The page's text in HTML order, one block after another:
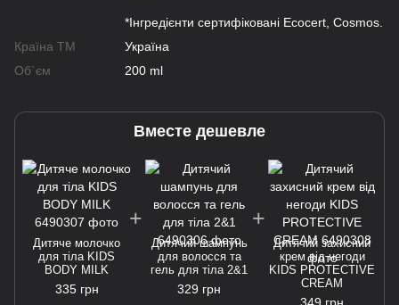
*Інгредієнти сертифіковані Ecocert, Cosmos.
Країна ТМ
Україна
Об`єм
200 ml
Вместе дешевле
Дитяче молочко
для тіла KIDS
BODY MILK
335 грн
Дитячий шампунь
для волосся та
гель для тіла 2&1
329 грн
Дитячий захисний
крем від негоди
KIDS PROTECTIVE
CREAM